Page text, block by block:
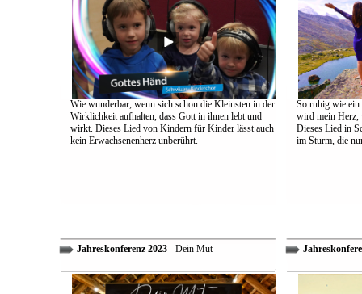
Wie wunderbar, wenn sich schon die Kleinsten in der
Wirklichkeit aufhalten, dass Gott in ihnen lebt und
wirkt. Dieses Lied von Kindern für Kinder lässt auch
kein Erwachsenenherz unberührt.
So ruhig wie ein
wird mein Herz,
Dieses Lied in
im Sturm, die
Jahreskonferenz 2023- Dein Mut